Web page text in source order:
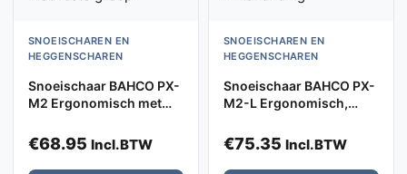
SNOEISCHAREN EN
HEGGENSCHAREN
Snoeischaar BAHCO PX-
M2 Ergonomisch met
€68.95 Incl.BTW
SNOEISCHAREN EN
HEGGENSCHAREN
Snoeischaar BAHCO PX-
M2-L Ergonomisch,
€75.35 Incl.BTW